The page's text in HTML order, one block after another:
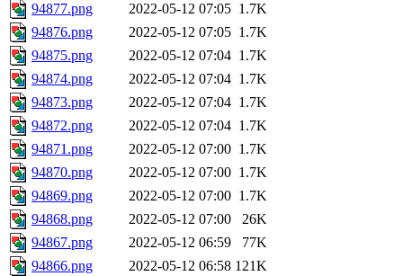
94877.png
2022-05-12 07:05 1.7K
94876.png
2022-05-12 07:05 1.7K
94875.png
2022-05-12 07:04 1.7K
94874.png
2022-05-12 07:04 1.7K
94873.png
2022-05-12 07:04 1.7K
94872.png
2022-05-12 07:04 1.7K
94871.png
2022-05-12 07:00 1.7K
94870.png
2022-05-12 07:00 1.7K
94869.png
2022-05-12 07:00 1.7K
94868.png
2022-05-12 07:00
26K
94867.png
2022-05-12 06:59
77K
94866.png
2022-05-12 06:58 121K